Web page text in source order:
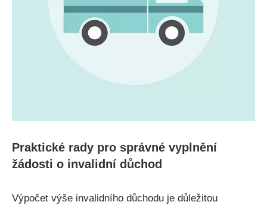
Praktické rady pro správné vyplnění
žádosti o invalidní důchod
Výpočet výše invalidního důchodu je důležitou